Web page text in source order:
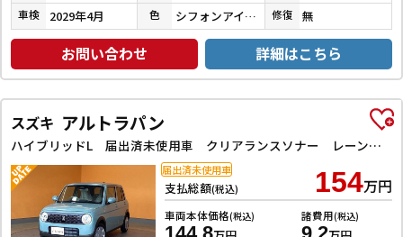
車検 2029年4月 色 シフォンアイボリーメタリック 修復 無
お問い合わせ 詳細はこちら
スズキ アルトラパン
ハイブリッドL 届出済未使用車 クリアランスソナー レーンアシスト 衝突被害軽減システム オートライト LEDヘッドランプ スマートキー アイドリングストップ 電動格納ミラー シートヒーター ベンチシート CVT
支払総額(税込) 154万円
車両本体価格(税込) 諸費用(税込)
届出済未使用車